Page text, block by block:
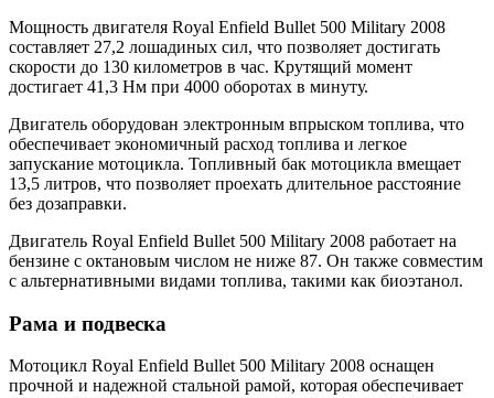
Мощность двигателя Royal Enfield Bullet 500 Military 2008
составляет 27,2 лошадиных сил, что позволяет достигать
скорости до 130 километров в час. Крутящий момент
достигает 41,3 Нм при 4000 оборотах в минуту.
Двигатель оборудован электронным впрыском топлива, что
обеспечивает экономичный расход топлива и легкое
запускание мотоцикла. Топливный бак мотоцикла вмещает
13,5 литров, что позволяет проехать длительное расстояние
без дозаправки.
Двигатель Royal Enfield Bullet 500 Military 2008 работает на
бензине с октановым числом не ниже 87. Он также совместим
с альтернативными видами топлива, такими как биоэтанол.
Рама и подвеска
Мотоцикл Royal Enfield Bullet 500 Military 2008 оснащен
прочной и надежной стальной рамой, которая обеспечивает